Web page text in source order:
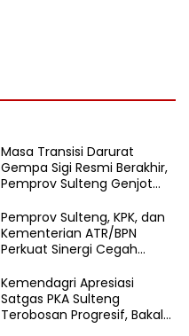
Masa Transisi Darurat
Gempa Sigi Resmi Berakhir,
Pemprov Sulteng Genjot
Pemprov Sulteng, KPK, dan
Kementerian ATR/BPN
Perkuat Sinergi Cegah
Kemendagri Apresiasi
Satgas PKA Sulteng
Terobosan Progresif, Bakal